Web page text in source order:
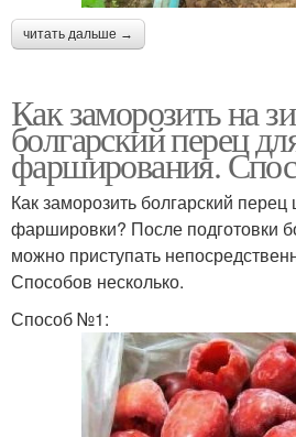
читать дальше →
Как заморозить на
болгарский перец
фарширования.
Как заморозить болгарский
фаршировки? После подготовки
можно приступать
Способов несколько.
Способ №1: